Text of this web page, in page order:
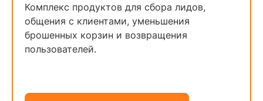
Комплекс продуктов для сбора лидов,
общения с клиентами, уменьшения
брошенных корзин и возвращения
пользователей.